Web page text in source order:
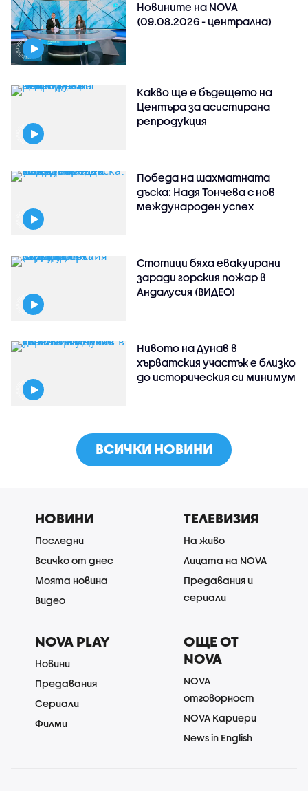
Новините на NOVA
(09.08.2026 - централна)
Какво ще е бъдещето на
Центъра за асистирана
репродукция
Победа на шахматната
дъска: Надя Тончева с нов
международен успех
Стотици бяха евакуирани
заради горския пожар в
Андалусия (ВИДЕО)
Нивото на Дунав в
хърватския участък е близко
до историческия си минимум
ВСИЧКИ НОВИНИ
НОВИНИ
Последни
Всичко от днес
Моята новина
Видео
ТЕЛЕВИЗИЯ
На живо
Лицата на NOVA
Предавания и
сериали
NOVA PLAY
Новини
Предавания
Сериали
Филми
ОЩЕ ОТ
NOVA
NOVA
отговорност
NOVA Кариери
News in English